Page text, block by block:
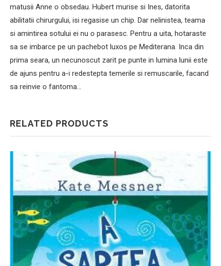
matusii Anne o obsedau. Hubert murise si Ines, datorita
abilitatii chirurgului, isi regasise un chip. Dar nelinistea, teama
si amintirea sotului ei nu o parasesc. Pentru a uita, hotaraste
sa se imbarce pe un pachebot luxos pe Mediterana. Inca din
prima seara, un necunoscut zarit pe punte in lumina lunii este
de ajuns pentru a-i redestepta temerile si remuscarile, facand
sa reinvie o fantoma…
RELATED PRODUCTS